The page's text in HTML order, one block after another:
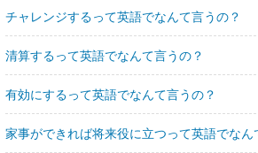
チャレンジするって英語でなんて言うの？
清算するって英語でなんて言うの？
有効にするって英語でなんて言うの？
家事ができれば将来役に立つって英語でなん